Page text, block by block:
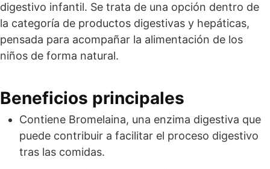
digestivo infantil. Se trata de una opción dentro de
la categoría de productos digestivas y hepáticas,
pensada para acompañar la alimentación de los
niños de forma natural.
Beneficios principales
Contiene Bromelaina, una enzima digestiva que
puede contribuir a facilitar el proceso digestivo
tras las comidas.